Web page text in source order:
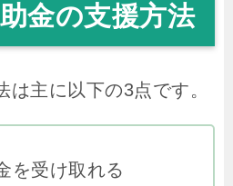
金の支援方法
主に以下の3点です。
を受け取れる